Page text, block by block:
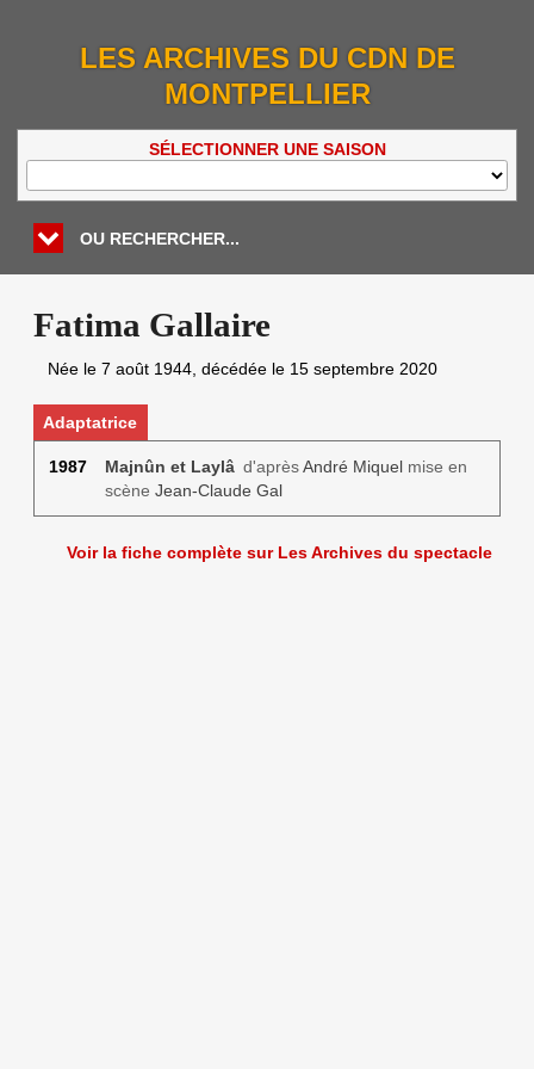
LES ARCHIVES DU CDN DE
MONTPELLIER
SÉLECTIONNER UNE SAISON
OU RECHERCHER...
Fatima Gallaire
Née le 7 août 1944, décédée le 15 septembre 2020
Adaptatrice
1987 Majnûn et Laylâd'aprèsAndré Miquelmise en
scène Jean-Claude Gal
Voir la fiche complète sur Les Archives du spectacle